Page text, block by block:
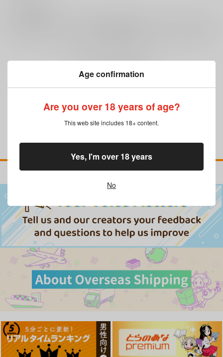
Age confirmation
Are you over 18 years of age?
This web site includes 18+ content.
No
Yes, I'm over 18 years